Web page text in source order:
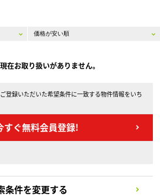
在お取り扱いがありません。
登録いただいた希望条件に一致する物件情報をいち
すぐ無料会員登録!
条件を変更する